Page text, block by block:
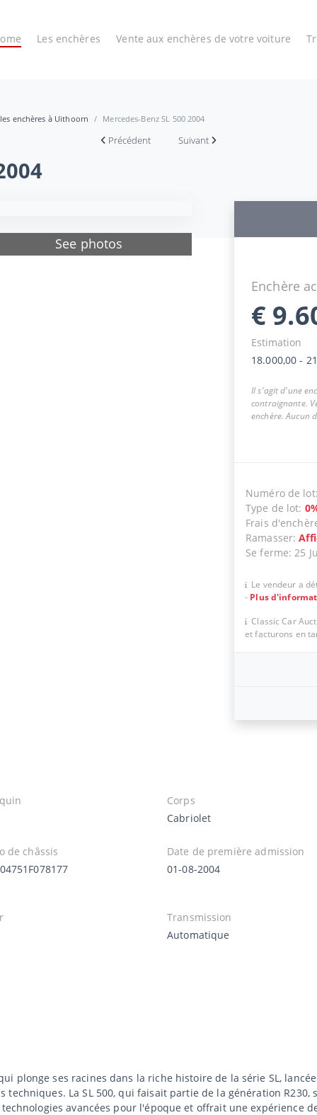
Les enchères Vente aux enchères de votre voiture
enchères à Uithoorn Mercedes-Benz SL 500 2004
Précédent Suivant
See photos
Enchère
€
Estimation
18.000,00 -
Il s'agit d'une
contraignante.
enchère. Aucun
Numéro de lot
Type de lot: 0
Frais
Ramasser:
Se ferme:25
Le vendeur a
- Plus
Classic Car
et facturons en
Corps
Cabriolet
de châssis
Date de première admission
01-08-2004
Transmission
Automatique
plonge ses racines dans la riche histoire de la série SL,
La SL 500, qui faisait partie de la génération
avancées pour l'époque et offrait une expérience